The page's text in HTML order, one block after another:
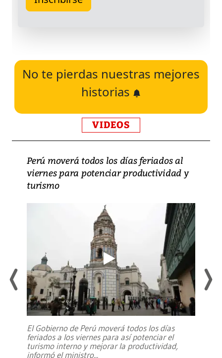
No te pierdas nuestras mejores
historias
VIDEOS
Perú moverá todos los días feriados al
viernes para potenciar productividad y
turismo
El Gobierno de Perú moverá todos los días
feriados a los viernes para así potenciar el
turismo interno y mejorar la productividad,
informó el ministro...